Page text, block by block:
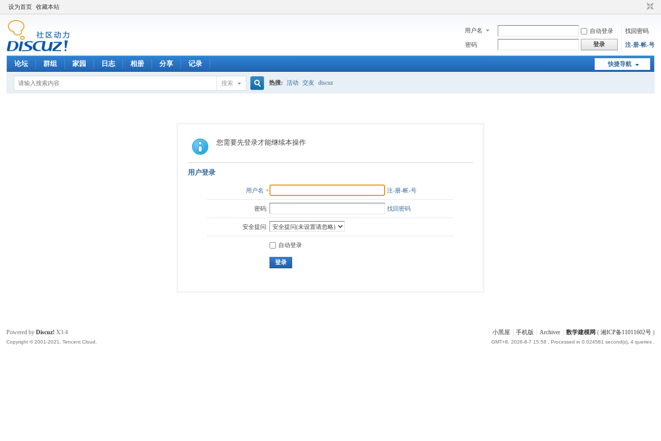
设为首页 收藏本站
用户名 自动登录
找回密码
密码
登录 注-册-帐-号
快捷导航
论坛 群组 家园 日志 相册 分享 记录
搜索
索
热搜: 活动 交友 discuz
您需要先登录才能继续本操作
用户登录
用户名 注-册-帐-号
密码: 找回密码
安全提问:
自动登录
登录
小黑屋 手机版 Archiver 数学建模网 ( 湘ICP备11011602号)
GMT+8, 2026-8-7 15:58 , Processed in 0.024581 second(s), 4 queries .
Powered byDiscuz! X3.4
Copyright © 2001-2021, Tencent Cloud.